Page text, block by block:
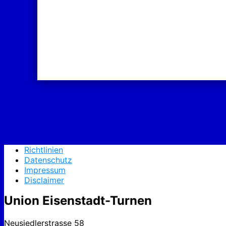
Richtlinien
Datenschutz
Impressum
Disclaimer
Union Eisenstadt-Turnen
Neusiedlerstrasse 58